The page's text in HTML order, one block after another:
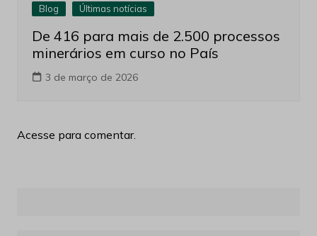
Blog Últimas notícias
De 416 para mais de 2.500 processos
minerários em curso no País
3 de março de 2026
Acesse para comentar.